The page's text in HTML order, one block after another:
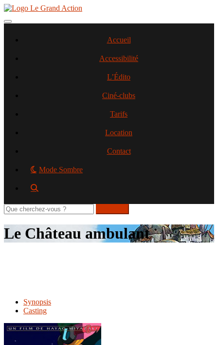
Aller
contenu
Toggle navigation
Accueil
Accessibilité
L’Édito
Ciné-clubs
Tarifs
Location
Contact
Mode Sombre
Rechercher
sur
le
site
Le Château ambulant
Synopsis
Casting